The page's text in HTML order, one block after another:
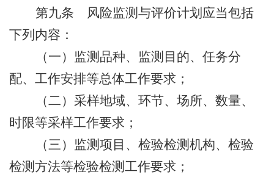
第九条 风险监测与评价计划应当包括
下列内容：
（一）监测品种、监测目的、任务分
配、工作安排等总体工作要求；
（二）采样地域、环节、场所、数量、
时限等采样工作要求；
（三）监测项目、检验检测机构、检验
检测方法等检验检测工作要求；